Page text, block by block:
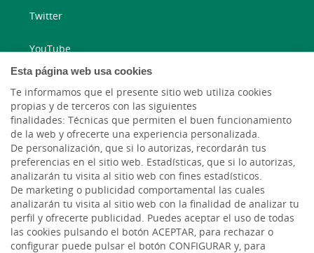
Esta página web usa cookies
Te informamos que el presente sitio web utiliza cookies
propias y de terceros con las siguientes
finalidades: Técnicas que permiten el buen funcionamiento
de la web y ofrecerte una experiencia personalizada.
De personalización, que si lo autorizas, recordarán tus
preferencias en el sitio web. Estadísticas, que si lo autorizas,
analizarán tu visita al sitio web con fines estadísticos.
De marketing o publicidad comportamental las cuales
analizarán tu visita al sitio web con la finalidad de analizar tu
perfil y ofrecerte publicidad. Puedes aceptar el uso de todas
las cookies pulsando el botón ACEPTAR, para rechazar o
configurar puede pulsar el botón CONFIGURAR y, para
Twitter
YouTube
Blog ruralvía
Blog Joven In
Cambio de moneda Global Exchange